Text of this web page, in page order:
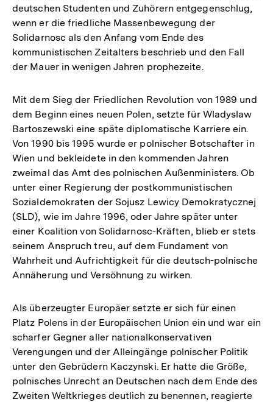
deutschen Studenten und Zuhörern entgegenschlug,
wenn er die friedliche Massenbewegung der
Solidarnosc als den Anfang vom Ende des
kommunistischen Zeitalters beschrieb und den Fall
der Mauer in wenigen Jahren prophezeite.
Mit dem Sieg der Friedlichen Revolution von 1989 und
dem Beginn eines neuen Polen, setzte für Wladyslaw
Bartoszewski eine späte diplomatische Karriere ein.
Von 1990 bis 1995 wurde er polnischer Botschafter in
Wien und bekleidete in den kommenden Jahren
zweimal das Amt des polnischen Außenministers. Ob
unter einer Regierung der postkommunistischen
Sozialdemokraten der Sojusz Lewicy Demokratycznej
(SLD), wie im Jahre 1996, oder Jahre später unter
einer Koalition von Solidarnosc-Kräften, blieb er stets
seinem Anspruch treu, auf dem Fundament von
Wahrheit und Aufrichtigkeit für die deutsch-polnische
Annäherung und Versöhnung zu wirken.
Als überzeugter Europäer setzte er sich für einen
Platz Polens in der Europäischen Union ein und war ein
scharfer Gegner aller nationalkonservativen
Verengungen und der Alleingänge polnischer Politik
unter den Gebrüdern Kaczynski. Er hatte die Größe,
polnisches Unrecht an Deutschen nach dem Ende des
Zweiten Weltkrieges deutlich zu benennen, reagierte